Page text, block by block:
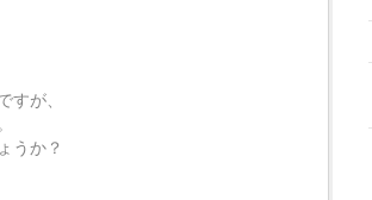
すが、
うか？